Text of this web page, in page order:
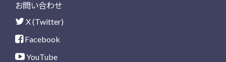
お問い合わせ
X (Twitter)
Facebook
YouTube